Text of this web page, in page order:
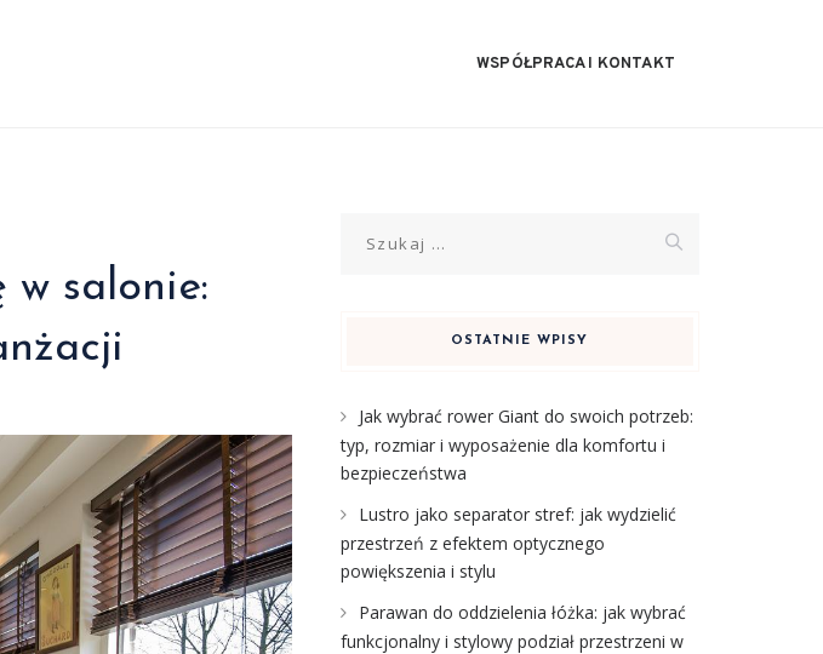
WSPÓŁPRACA I KONTAKT
w salonie:
OSTATNIE WPISY
Jak wybrać rower Giant do swoich potrzeb:
typ, rozmiar i wyposażenie dla komfortu i
bezpieczeństwa
Lustro jako separator stref: jak wydzielić
przestrzeń z efektem optycznego
powiększenia i stylu
Parawan do oddzielenia łóżka: jak wybrać
funkcjonalny i stylowy podział przestrzeni w